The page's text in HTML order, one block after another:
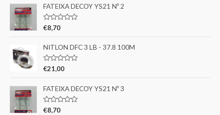
FATEIXA DECOY YS21 Nº 2
A
l
i
a
ã
d
e
5
€8,70
NITLON DFC 3 LB - 37.8 100M
A
l
i
a
ã
€21,00
FATEIXA DECOY YS21 Nº 3
A
€8,70